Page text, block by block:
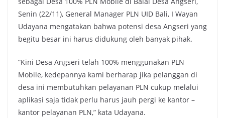
Senin (22/11), General Manager PLN UID Bali, I Wayan
Udayana mengatakan bahwa potensi desa Angseri yang
begitu besar ini harus didukung oleh banyak pihak.
“Kini Desa Angseri telah 100% menggunakan PLN
Mobile, kedepannya kami berharap jika pelanggan di
desa ini membutuhkan pelayanan PLN cukup melalui
aplikasi saja tidak perlu harus jauh pergi ke kantor –
kantor pelayanan PLN,” kata Udayana.